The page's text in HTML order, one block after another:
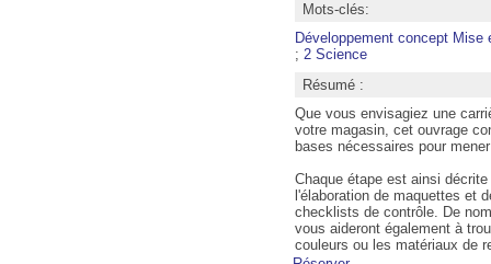
Mots-clés:
Développement concept
; 2 Science
Résumé :
Que vous envisagiez une
votre magasin, cet ouvrage
bases nécessaires pour
Chaque étape est ainsi
l'élaboration de maquettes et
checklists de contrôle. De
vous aideront également à
couleurs ou les matériaux de